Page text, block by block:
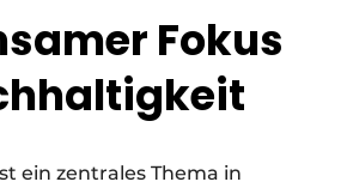
Fokus
ein zentrales Thema in